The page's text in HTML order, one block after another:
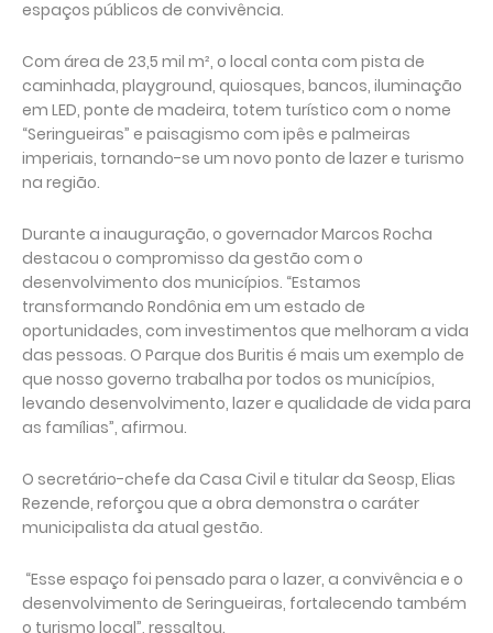
espaços públicos de convivência.
Com área de 23,5 mil m², o local conta com pista de
caminhada, playground, quiosques, bancos, iluminação
em LED, ponte de madeira, totem turístico com o nome
“Seringueiras” e paisagismo com ipês e palmeiras
imperiais, tornando-se um novo ponto de lazer e turismo
na região.
Durante a inauguração, o governador Marcos Rocha
destacou o compromisso da gestão com o
desenvolvimento dos municípios. “Estamos
transformando Rondônia em um estado de
oportunidades, com investimentos que melhoram a vida
das pessoas. O Parque dos Buritis é mais um exemplo de
que nosso governo trabalha por todos os municípios,
levando desenvolvimento, lazer e qualidade de vida para
as famílias”, afirmou.
O secretário-chefe da Casa Civil e titular da Seosp, Elias
Rezende, reforçou que a obra demonstra o caráter
municipalista da atual gestão.
“Esse espaço foi pensado para o lazer, a convivência e o
desenvolvimento de Seringueiras, fortalecendo também
o turismo local”, ressaltou.